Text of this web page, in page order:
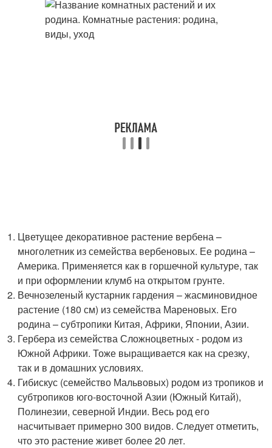
Цветущее декоративное растение вербена –
многолетник из семейства вербеновых. Ее родина –
Америка. Применяется как в горшечной культуре, так
и при оформлении клумб на открытом грунте.
Вечнозеленый кустарник гардения – жасминовидное
растение (180 см) из семейства Мареновых. Его
родина – субтропики Китая, Африки, Японии, Азии.
Гербера из семейства Сложноцветных - родом из
Южной Африки. Тоже выращивается как на срезку,
так и в домашних условиях.
Гибискус (семейство Мальвовых) родом из тропиков и
субтропиков юго-восточной Азии (Южный Китай),
Полинезии, северной Индии. Весь род его
насчитывает примерно 300 видов. Следует отметить,
что это растение живет более 20 лет.